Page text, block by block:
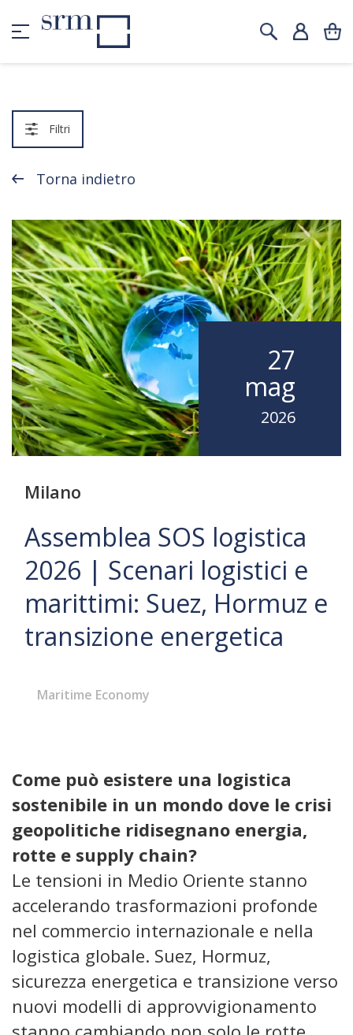
Filtri
Torna indietro
27
mag
2026
Milano
Assemblea SOS logistica
2026 | Scenari logistici e
marittimi: Suez, Hormuz e
transizione energetica
Maritime Economy
Come può esistere una logistica
sostenibile in un mondo dove le crisi
geopolitiche ridisegnano energia,
rotte e supply chain?
Le tensioni in Medio Oriente stanno
accelerando trasformazioni profonde
nel commercio internazionale e nella
logistica globale. Suez, Hormuz,
sicurezza energetica e transizione verso
nuovi modelli di approvvigionamento